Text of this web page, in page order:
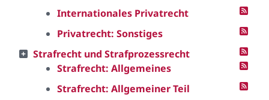
Internationales Privatrecht
Privatrecht: Sonstiges
Strafrecht und Strafprozessrecht
Strafrecht: Allgemeines
Strafrecht: Allgemeiner Teil